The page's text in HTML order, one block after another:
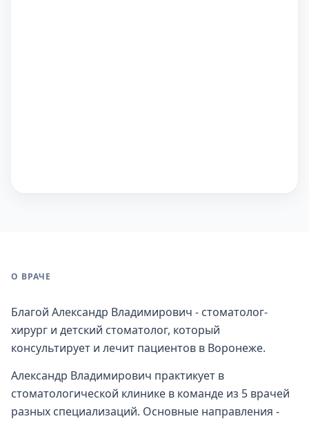
О ВРАЧЕ
Благой Александр Владимирович - стоматолог-
хирург и детский стоматолог, который
консультирует и лечит пациентов в Воронеже.
Александр Владимирович практикует в
стоматологической клинике в команде из 5 врачей
разных специализаций. Основные направления -